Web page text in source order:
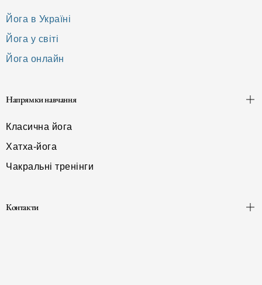
Йога в Україні
Йога у світі
Йога онлайн
Напрямки навчання
Класична йога
Хатха-йога
Чакральні тренінги
Контакти